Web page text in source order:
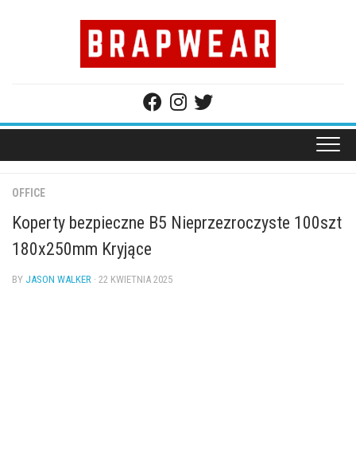
OFFICE
Koperty bezpieczne B5 Nieprzezroczyste 100szt
180x250mm Kryjące
BY JASON WALKER · 22 KWIETNIA 2025